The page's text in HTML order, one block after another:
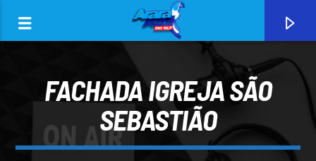
FACHADA IGREJA SÃO
SEBASTIÃO